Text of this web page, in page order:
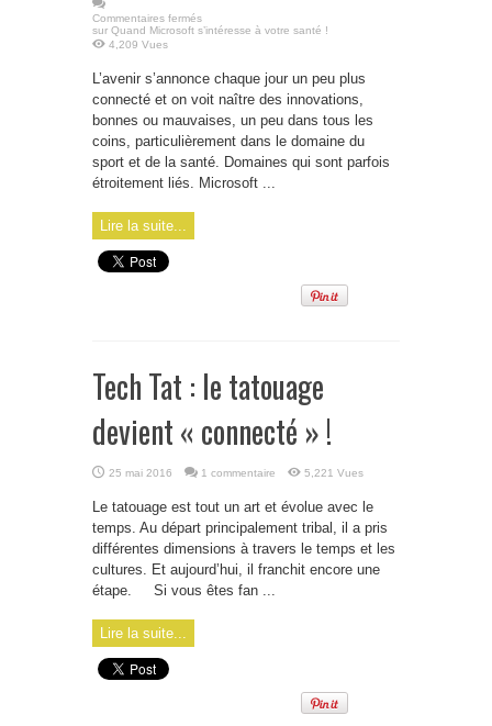
Commentaires fermés
sur Quand Microsoft s’intéresse à votre santé !
4,209 Vues
L’avenir s’annonce chaque jour un peu plus
connecté et on voit naître des innovations,
bonnes ou mauvaises, un peu dans tous les
coins, particulièrement dans le domaine du
sport et de la santé. Domaines qui sont parfois
étroitement liés. Microsoft ...
Lire la suite...
Tech Tat : le tatouage
devient « connecté » !
25 mai 2016 1 commentaire 5,221 Vues
Le tatouage est tout un art et évolue avec le
temps. Au départ principalement tribal, il a pris
différentes dimensions à travers le temps et les
cultures. Et aujourd’hui, il franchit encore une
étape. Si vous êtes fan ...
Lire la suite...